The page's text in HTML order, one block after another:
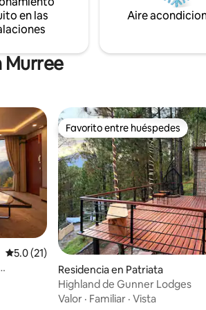
hacia GPO Chowk.
en las
Aire
Murree
Calificación promedio: 5.0 de 5; 21
5.0 (21)
Favorito entre huéspedes
Favorito entre huéspedes
Residencia en Patriata
Highland de Gunner Lodges
Valor · Familiar · Vista